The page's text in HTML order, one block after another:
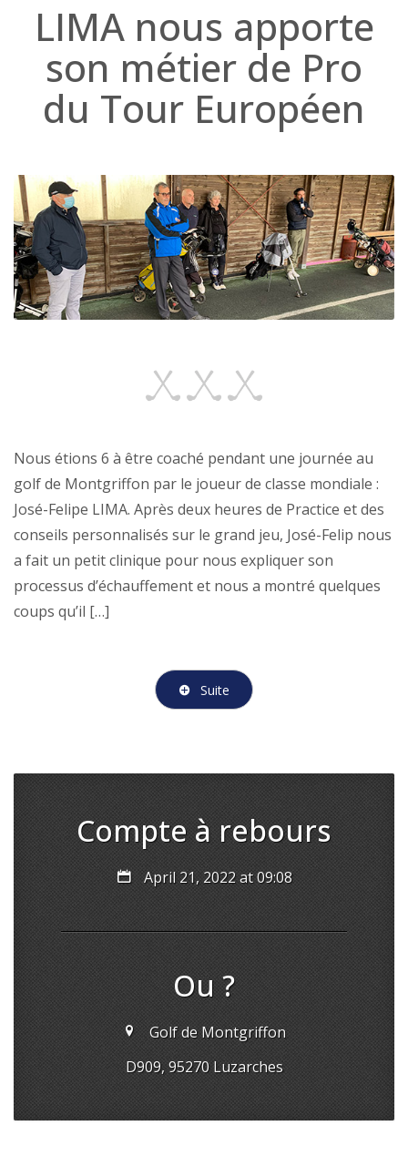
LIMA nous apporte
son métier de Pro
du Tour Européen
Nous étions 6 à être coaché pendant une journée au
golf de Montgriffon par le joueur de classe mondiale :
José-Felipe LIMA. Après deux heures de Practice et des
conseils personnalisés sur le grand jeu, José-Felip nous
a fait un petit clinique pour nous expliquer son
processus d’échauffement et nous a montré quelques
coups qu’il […]
Suite
Compte à rebours
April 21, 2022 at 09:08
Ou ?
Golf de Montgriffon
D909, 95270 Luzarches